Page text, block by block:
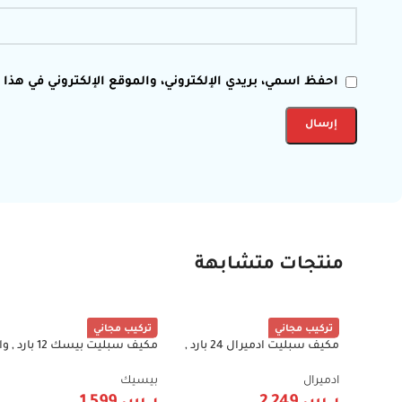
احفظ اسمي، بريدي الإلكتروني، والموقع الإلكتروني في
منتجات متشابهة
تركيب مجاني
-38%
مكيف سبليت ادميرال 24 بارد ,
, تنظيف ذاتي ADS24KCNP
ادميرال
تركيب مجاني
-40%
مكيف سبليت بيسك 12
FI12CB
بيسيك